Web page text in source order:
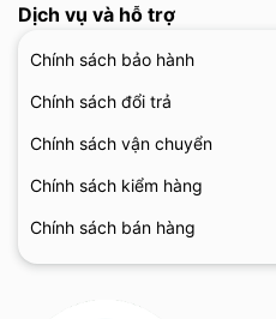
Dịch vụ và hỗ trợ
Chính sách bảo hành
Chính sách đổi trả
Chính sách vận chuyển
Chính sách kiểm hàng
Chính sách bán hàng